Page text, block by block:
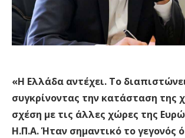
«Η Ελλάδα αντέχει. Το
συγκρίνοντας την κατάσταση της
σχέση με τις άλλες χώρες της
Η.Π.Α. Ήταν σημαντικό το γεγονός